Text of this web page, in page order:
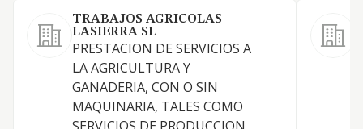
TRABAJOS AGRICOLAS
LASIERRA SL
PRESTACION DE SERVICIOS A
LA AGRICULTURA Y
GANADERIA, CON O SIN
MAQUINARIA, TALES COMO